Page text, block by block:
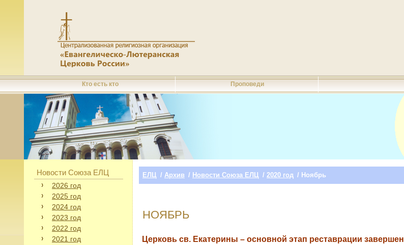
Кто есть кто Проповеди
Новости Союза ЕЛЦ
2026 год
2025 год
2024 год
2023 год
2022 год
2021 год
ЕЛЦ / Архив / Новости Союза ЕЛЦ / 2020 год / Ноябрь
НОЯБРЬ
Церковь св. Екатерины – основной этап реставрации завершен